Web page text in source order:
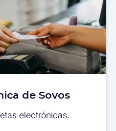
de Sovos
electrónicas.